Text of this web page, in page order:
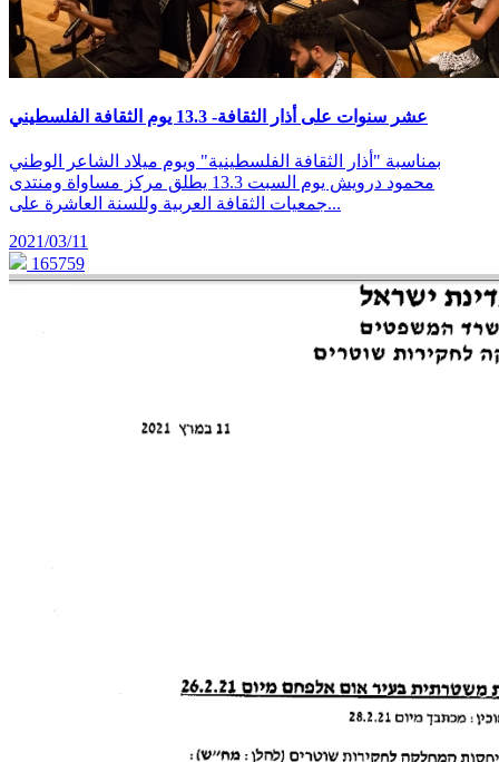
عشر سنوات على أذار الثقافة- 13.3 يوم الثقافة الفلسطيني
بمناسبة "أذار الثقافة الفلسطينية" ويوم ميلاد الشاعر الوطني
محمود درويش يوم السبت 13.3 يطلق مركز مساواة ومنتدى
جمعيات الثقافة العربية وللسنة العاشرة على...
2021/03/11
165759